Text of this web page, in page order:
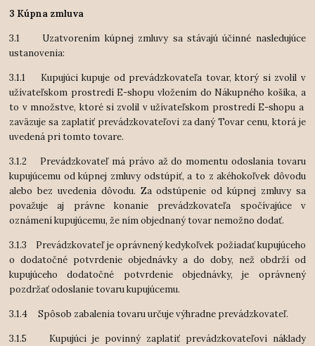
3 Kúpna zmluva
3.1 Uzatvorením kúpnej zmluvy sa stávajú účinné nasledujúce
ustanovenia:
3.1.1 Kupujúci kupuje od prevádzkovateľa tovar, ktorý si zvolil v
užívateľskom prostredí E-shopu vložením do Nákupného košíka, a
to v množstve, ktoré si zvolil v užívateľskom prostredí E-shopu a
zaväzuje sa zaplatiť prevádzkovateľovi za daný Tovar cenu, ktorá je
uvedená pri tomto tovare.
3.1.2 Prevádzkovateľ má právo až do momentu odoslania tovaru
kupujúcemu od kúpnej zmluvy odstúpiť, a to z akéhokoľvek dôvodu
alebo bez uvedenia dôvodu. Za odstúpenie od kúpnej zmluvy sa
považuje aj právne konanie prevádzkovateľa spočívajúce v
oznámení kupujúcemu, že ním objednaný tovar nemožno dodať.
3.1.3 Prevádzkovateľ je oprávnený kedykoľvek požiadať kupujúceho
o dodatočné potvrdenie objednávky a do doby, než obdrží od
kupujúceho dodatočné potvrdenie objednávky, je oprávnený
pozdržať odoslanie tovaru kupujúcemu.
3.1.4 Spôsob zabalenia tovaru určuje výhradne prevádzkovateľ.
3.1.5 Kupujúci je povinný zaplatiť prevádzkovateľovi náklady